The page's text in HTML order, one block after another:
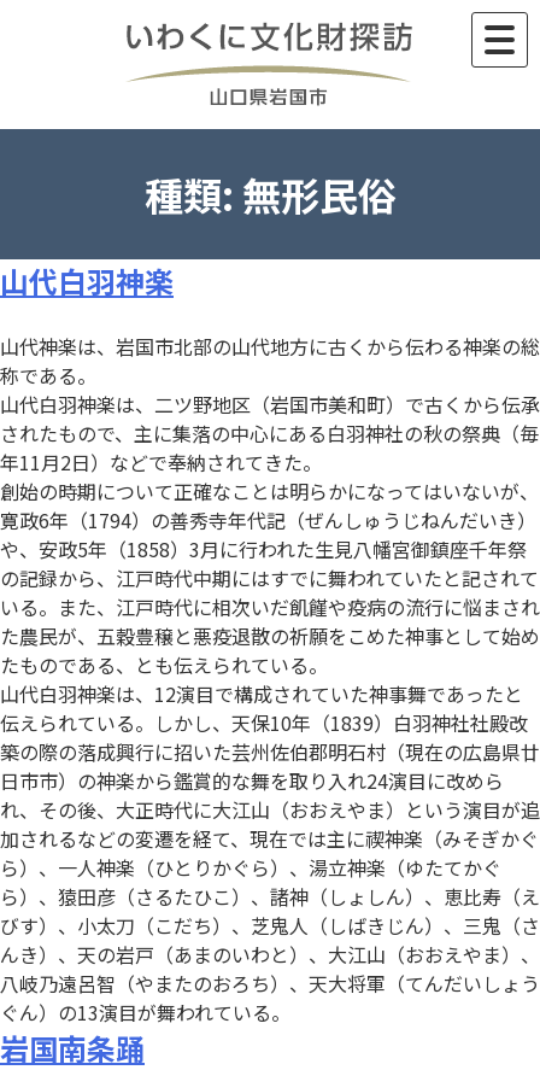
種類: 無形民俗
山代白羽神楽
山代神楽は、岩国市北部の山代地方に古くから伝わる神楽の総
称である。
山代白羽神楽は、二ツ野地区（岩国市美和町）で古くから伝承
されたもので、主に集落の中心にある白羽神社の秋の祭典（毎
年11月2日）などで奉納されてきた。
創始の時期について正確なことは明らかになってはいないが、
寛政6年（1794）の善秀寺年代記（ぜんしゅうじねんだいき）
や、安政5年（1858）3月に行われた生見八幡宮御鎮座千年祭
の記録から、江戸時代中期にはすでに舞われていたと記されて
いる。また、江戸時代に相次いだ飢饉や疫病の流行に悩まされ
た農民が、五穀豊穣と悪疫退散の祈願をこめた神事として始め
たものである、とも伝えられている。
山代白羽神楽は、12演目で構成されていた神事舞であったと
伝えられている。しかし、天保10年（1839）白羽神社社殿改
築の際の落成興行に招いた芸州佐伯郡明石村（現在の広島県廿
日市市）の神楽から鑑賞的な舞を取り入れ24演目に改めら
れ、その後、大正時代に大江山（おおえやま）という演目が追
加されるなどの変遷を経て、現在では主に禊神楽（みそぎかぐ
ら）、一人神楽（ひとりかぐら）、湯立神楽（ゆたてかぐ
ら）、猿田彦（さるたひこ）、諸神（しょしん）、恵比寿（え
びす）、小太刀（こだち）、芝鬼人（しばきじん）、三鬼（さ
んき）、天の岩戸（あまのいわと）、大江山（おおえやま）、
八岐乃遠呂智（やまたのおろち）、天大将軍（てんだいしょう
ぐん）の13演目が舞われている。
岩国南条踊